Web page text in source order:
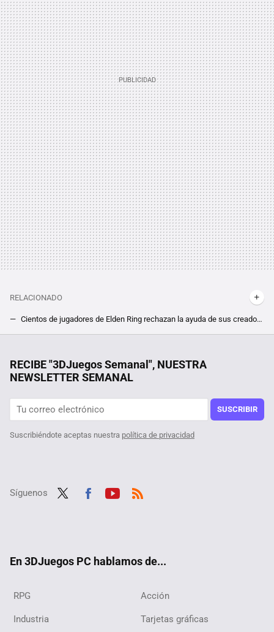
RELACIONADO
Cientos de jugadores de Elden Ring rechazan la ayuda de sus creadores, y tú puedes ser uno. Devuelven la dificultad del jefe final de su DLC a golpe de mod
Tras jugar 400 horas a The Witcher 3 descubren un nuevo NPC, y su quest en el RPG viene con moraleja acerca de mentir un pelín retorcida
RECIBE "3DJuegos Semanal", NUESTRA
NEWSLETTER SEMANAL
SUSCRIBIR
Suscribiéndote aceptas nuestra política de privacidad
Síguenos
En 3DJuegos PC hablamos de...
RPG Acción
Industria Tarjetas gráficas